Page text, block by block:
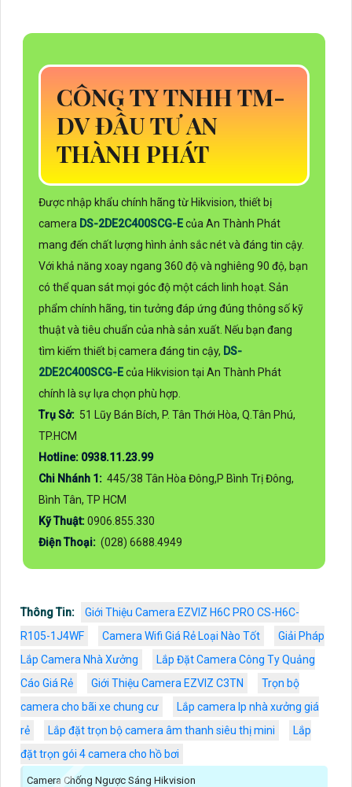
CÔNG TY TNHH TM-
DV ĐẦU TƯ AN
THÀNH PHÁT
Được nhập khẩu chính hãng từ Hikvision, thiết bị
camera DS-2DE2C400SCG-Ecủa An Thành Phát
mang đến chất lượng hình ảnh sắc nét và đáng tin cậy.
Với khả năng xoay ngang 360 độ và nghiêng 90 độ, bạn
có thể quan sát mọi góc độ một cách linh hoạt. Sản
phẩm chính hãng, tin tưởng đáp ứng đúng thông số kỹ
thuật và tiêu chuẩn của nhà sản xuất. Nếu bạn đang
tìm kiếm thiết bị camera đáng tin cậy, DS-
2DE2C400SCG-Ecủa Hikvision tại An Thành Phát
chính là sự lựa chọn phù hợp.
Trụ Sở: 51 Lũy Bán Bích, P. Tân Thới Hòa, Q.Tân Phú,
TP.HCM
Hotline: 0938.11.23.99
Chi Nhánh 1: 445/38 Tân Hòa Đông,P Bình Trị Đông,
Bình Tân, TP HCM
Kỹ Thuật:0906.855.330
Điện Thoại: (028) 6688.4949
Thông Tin:
Giới Thiệu Camera EZVIZ H6C PRO CS-H6C-
R105-1J4WF
Camera Wifi Giá Rẻ Loại Nào Tốt
Giải Pháp
Lắp Camera Nhà Xưởng
Lắp Đặt Camera Công Ty Quảng
Cáo Giá Rẻ
Giới Thiệu Camera EZVIZ C3TN
Trọn bộ
camera cho bãi xe chung cư
Lắp camera Ip nhà xưởng giá
rẻ
Lắp đặt trọn bộ camera âm thanh siêu thị mini
Lắp
đặt trọn gói 4 camera cho hồ bơi
Camera Chống Ngược Sáng Hikvision